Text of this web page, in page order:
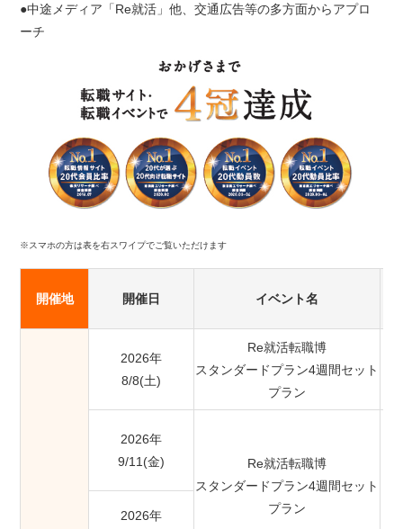
●中途メディア「Re就活」他、交通広告等の多方面からアプロ
ーチ
※スマホの方は表を右スワイプでご覧いただけます
開催地 開催日 イベント名
2026年
8/8(土)
Re就活転職博
スタンダードプラン4週間セット
プラン
2026年
9/11(金)
Re就活転職博
スタンダードプラン4週間セット
プラン
2026年